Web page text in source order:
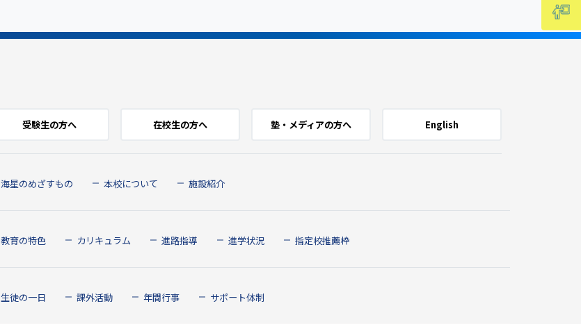
受験生の方へ 在校生の方へ 塾・メディアの方へ English
海星のめざすもの 本校について 施設紹介
教育の特色 カリキュラム 進路指導 進学状況 指定校推薦枠
生徒の一日 課外活動 年間行事 サポート体制